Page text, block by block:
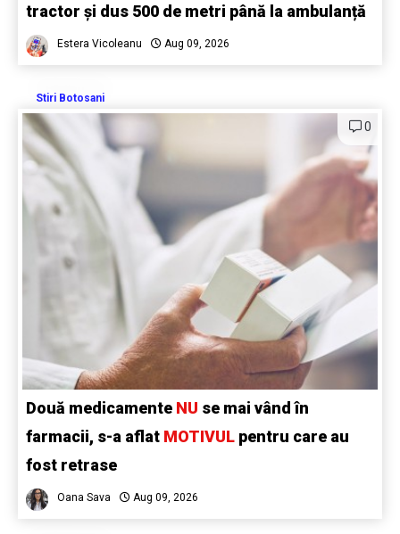
tractor și dus 500 de metri până la ambulanță
Estera Vicoleanu Aug 09, 2026
Stiri Botosani
0
Două medicamente NU se mai vând în
farmacii, s-a aflat MOTIVUL pentru care au
fost retrase
Oana Sava Aug 09, 2026